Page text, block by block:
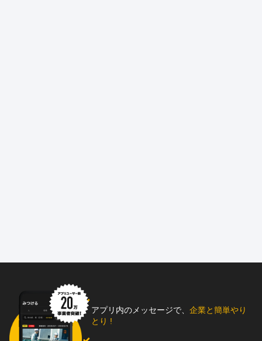
アプリ内のメッセージで、 企業と簡単やり
とり !